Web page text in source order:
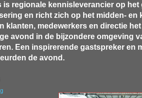
is regionale kennisleverancier op het
en richt zich op het midden- en
klanten, medewerkers en directie
avond in de bijzondere omgeving
Een inspirerende gastspreker en
de avond.